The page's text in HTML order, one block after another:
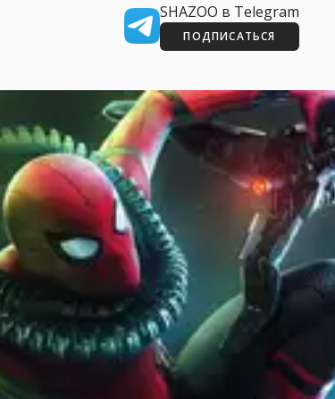
SHAZOO в Telegram
ПОДПИСАТЬСЯ